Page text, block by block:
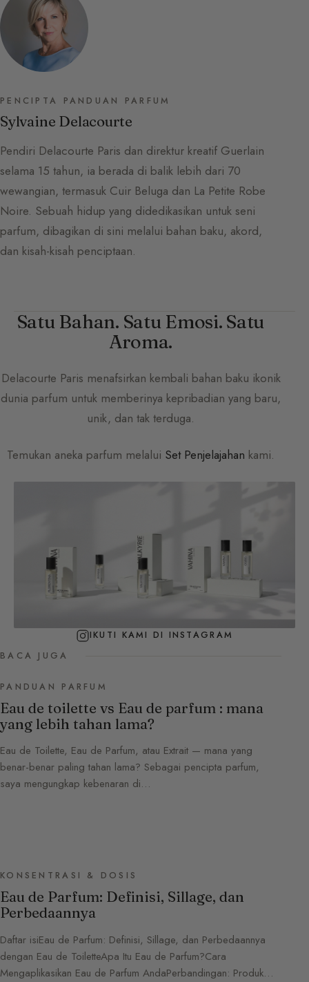
PENCIPTA PANDUAN PARFUM
Sylvaine Delacourte
Pendiri Delacourte Paris dan direktur kreatif Guerlain
selama 15 tahun, ia berada di balik lebih dari 70
wewangian, termasuk Cuir Beluga dan La Petite Robe
Noire. Sebuah hidup yang didedikasikan untuk seni
parfum, dibagikan di sini melalui bahan baku, akord,
dan kisah-kisah penciptaan.
Satu Bahan. Satu Emosi. Satu
Aroma.
Delacourte Paris menafsirkan kembali bahan baku ikonik
dunia parfum untuk memberinya kepribadian yang baru,
unik, dan tak terduga.
Temukan aneka parfum melalui Set Penjelajahan kami.
IKUTI KAMI DI INSTAGRAM
BACA JUGA
PANDUAN PARFUM
Eau de toilette vs Eau de parfum : mana
yang lebih tahan lama?
Eau de Toilette, Eau de Parfum, atau Extrait — mana yang
benar-benar paling tahan lama? Sebagai pencipta parfum,
saya mengungkap kebenaran di…
KONSENTRASI & DOSIS
Eau de Parfum: Definisi, Sillage, dan
Perbedaannya
Daftar isiEau de Parfum: Definisi, Sillage, dan Perbedaannya
dengan Eau de ToiletteApa Itu Eau de Parfum?Cara
Mengaplikasikan Eau de Parfum AndaPerbandingan: Produk…